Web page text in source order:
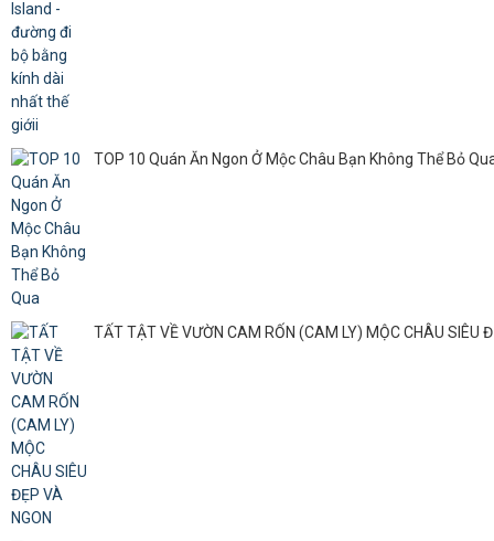
TOP 10 Quán Ăn Ngon Ở Mộc Châu Bạn Không Thể Bỏ
TẤT TẬT VỀ VƯỜN CAM RỐN (CAM LY) MỘC CHÂU SIÊU